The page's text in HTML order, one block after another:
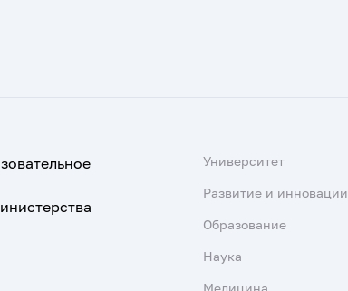
Университет
Развитие и инновации
Образование
Наука